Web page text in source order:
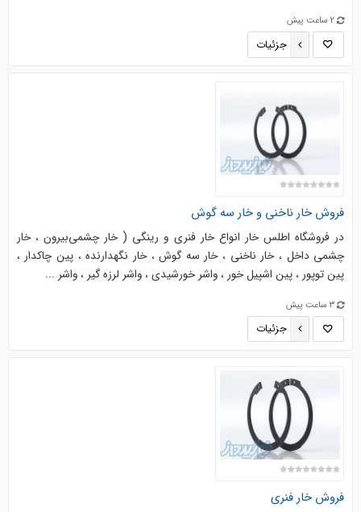
2 ساعت پیش
جزئیات
فروش خار ناخنی و خار سه گوش
در فروشگاه اطلس خار انواع خار فنری و رینگی ( خار چشمی‌بیرون ، خار
چشمی داخل ، خار ناخنی ، خار سه گوش ، خار نگهدارنده ، پین چاکدار ،
پین توپور ، پین اشپیل خور ، واشر خورشیدی ، واشر لرزه گیر ، واشر ...
3 ساعت پیش
جزئیات
فروش خار فنری